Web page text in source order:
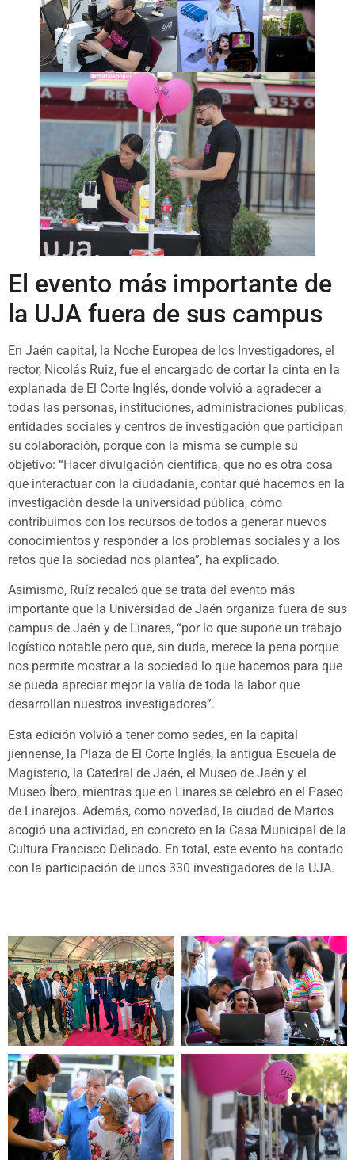
El evento más importante de
la UJA fuera de sus campus
En Jaén capital, la Noche Europea de los Investigadores, el
rector, Nicolás Ruiz, fue el encargado de cortar la cinta en la
explanada de El Corte Inglés, donde volvió a agradecer a
todas las personas, instituciones, administraciones públicas,
entidades sociales y centros de investigación que participan
su colaboración, porque con la misma se cumple su
objetivo: “Hacer divulgación científica, que no es otra cosa
que interactuar con la ciudadanía, contar qué hacemos en la
investigación desde la universidad pública, cómo
contribuimos con los recursos de todos a generar nuevos
conocimientos y responder a los problemas sociales y a los
retos que la sociedad nos plantea”, ha explicado.
Asimismo, Ruíz recalcó que se trata del evento más
importante que la Universidad de Jaén organiza fuera de sus
campus de Jaén y de Linares, “por lo que supone un trabajo
logístico notable pero que, sin duda, merece la pena porque
nos permite mostrar a la sociedad lo que hacemos para que
se pueda apreciar mejor la valía de toda la labor que
desarrollan nuestros investigadores”.
Esta edición volvió a tener como sedes, en la capital
jiennense, la Plaza de El Corte Inglés, la antigua Escuela de
Magisterio, la Catedral de Jaén, el Museo de Jaén y el
Museo Íbero, mientras que en Linares se celebró en el Paseo
de Linarejos. Además, como novedad, la ciudad de Martos
acogió una actividad, en concreto en la Casa Municipal de la
Cultura Francisco Delicado. En total, este evento ha contado
con la participación de unos 330 investigadores de la UJA.